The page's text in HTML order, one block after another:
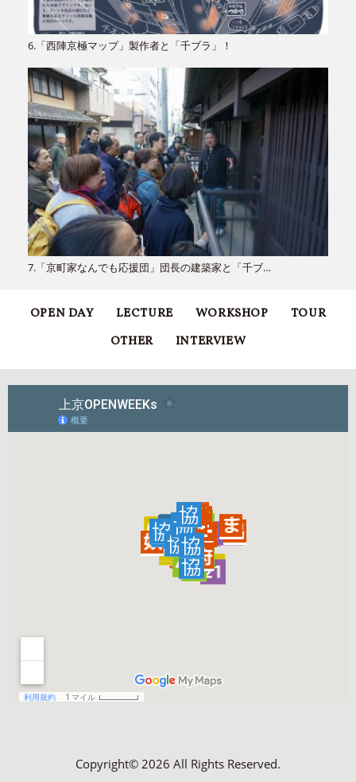
6.「西陣京極マップ」製作者と「千ブラ」！
7.「京町家なんでも応援団」団長の建築家と「千ブ…
OPEN DAY LECTURE WORKSHOP
TOUR
OTHER
INTERVIEW
Copyright© 2026 All Rights Reserved.